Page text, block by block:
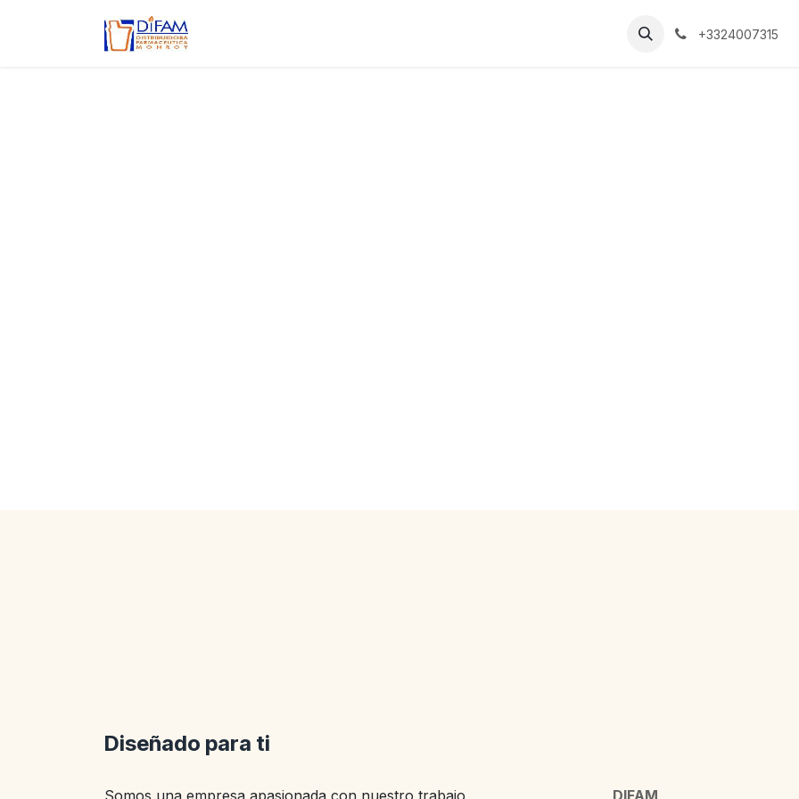
Ir al contenido +3324007315
Diseñado para ti
Somos una empresa apasionada con nuestro trabajo, DIFAM